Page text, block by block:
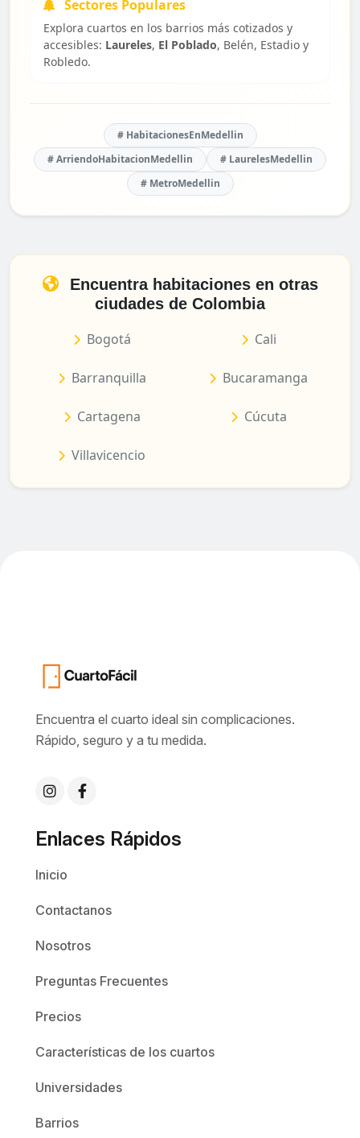
Sectores Populares
Explora cuartos en los barrios más cotizados y
accesibles: Laureles, El Poblado, Belén, Estadio y
Robledo.
# HabitacionesEnMedellin
# ArriendoHabitacionMedellin
# LaurelesMedellin
# MetroMedellin
Encuentra habitaciones en otras
ciudades de Colombia
Bogotá
Cali
Barranquilla Bucaramanga
Cartagena Cúcuta
Villavicencio
Encuentra el cuarto ideal sin complicaciones.
Rápido, seguro y a tu medida.
Enlaces Rápidos
Inicio
Contactanos
Nosotros
Preguntas Frecuentes
Precios
Características de los cuartos
Universidades
Barrios